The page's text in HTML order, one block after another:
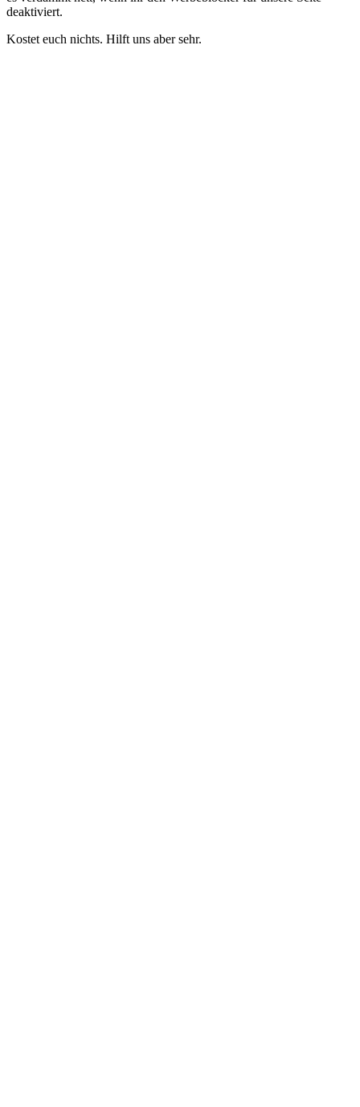
deaktiviert.
Kostet euch nichts. Hilft uns aber sehr.